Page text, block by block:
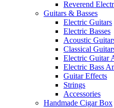
Reverend
Guitars & Basses
Electric Guitars
Electric Basses
Acoustic
Classical
Electric Guitar
Electric Bass
Guitar Effects
Strings
Accessories
Handmade Cigar Box